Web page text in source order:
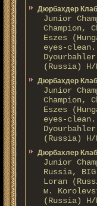
Дюрбахдер
Junior
Champion,
Eszes
eyes-
(Russia)
Дюрбахдер
Junior
Champion,
Eszes
eyes-
(Russia)
Дюрбахлер
Junior
Russia,
Loran
м.
(Russia)